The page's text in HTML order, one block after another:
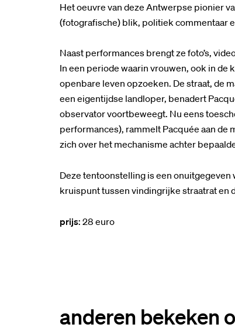
Het oeuvre van deze Antwerpse pionier
(fotografische) blik, politiek commentaar
Naast performances brengt ze foto’s,
In een periode waarin vrouwen, ook in
openbare leven opzoeken. De straat, de
een eigentijdse landloper, benadert
observator voortbeweegt. Nu eens
performances), rammelt Pacquée aan de
zich over het mechanisme achter
Deze tentoonstelling is een
kruispunt tussen vindingrijke straatrat en
prijs: 28 euro
anderen bekeken